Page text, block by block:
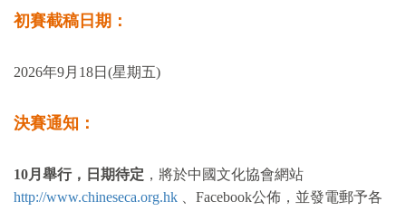
初賽截稿日期：
2026年9月 18日 (星期五)
決賽通知：
10月舉行，日期待定 ，將於中國文化協會網站
http://www.chineseca.org.hk
Facebook公佈，並發電郵予各